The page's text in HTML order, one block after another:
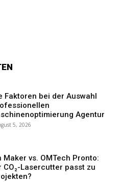
Faktoren bei der Auswahl
Agentur
5, 2026
Maker vs. OMTech Pronto:
CO₂-Lasercutter passt zu